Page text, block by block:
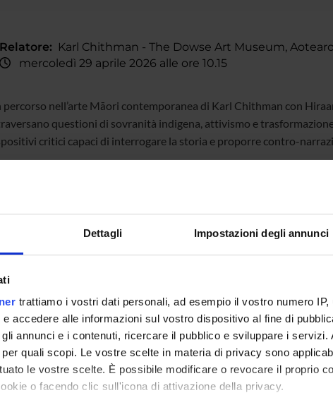
Dettagli Impostazioni degli annunci
trattiamo i vostri dati personali, ad esempio il vostro numero
accedere alle informazioni sul vostro dispositivo al fine di
annunci e i contenuti, ricercare il pubblico e sviluppare i
quali scopi. Le vostre scelte in materia di privacy sono
le vostre scelte. È possibile modificare o revocare il proprio
o facendo clic sull'icona di attivazione della privacy.
Relatore: Karl Chithman - The Dowse Art Museum,
mercoledì 29 aprile 2026 alle ore 10.15
percorso nell’arte Māori contemporanea di Karl Chithman con
questioni di sovranità indigena, attivismo e
critici capaci di interrogare la storia e proporre contro-
esterno
pubblicazione 16 aprile 2026